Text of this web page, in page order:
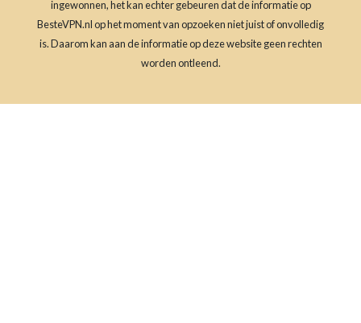
ingewonnen, het kan echter gebeuren dat de informatie op
BesteVPN.nl op het moment van opzoeken niet juist of onvolledig
is. Daarom kan aan de informatie op deze website geen rechten
worden ontleend.